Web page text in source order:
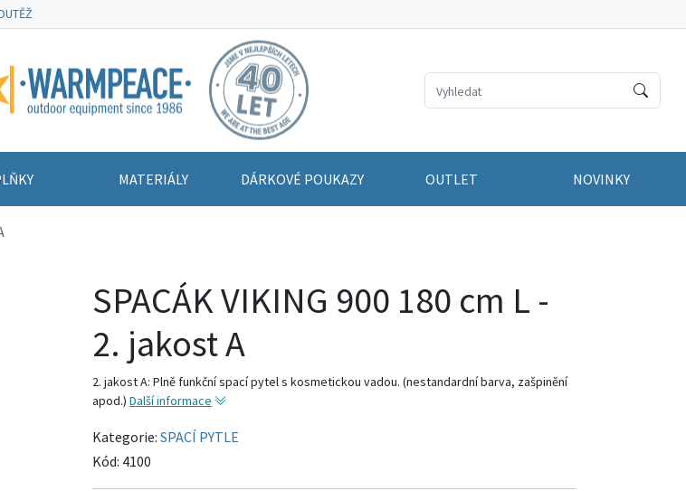
MATERIÁLY DÁRKOVÉ POUKAZY OUTLET NOVINKY
SPACÁK VIKING 900 180 cm L -
2. jakost A
2. jakost A: Plně funkční spací pytel s kosmetickou vadou. (nestandardní barva, zašpinění
apod.) Další informace
Kategorie: SPACÍ PYTLE
Kód: 4100